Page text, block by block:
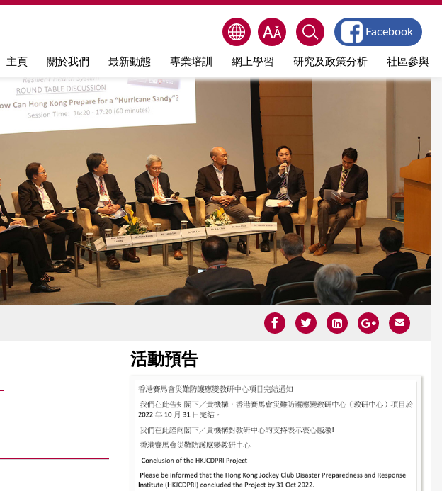
主頁 關於我們 最新動態 專業培訓 網上學習 研究及政策分析 社區參與
Facebook
活動預告